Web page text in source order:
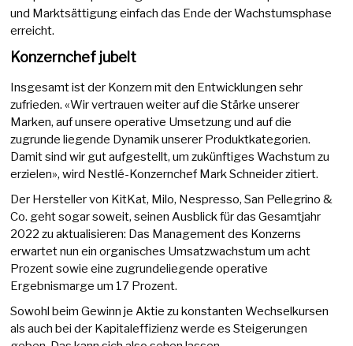
und Marktsättigung einfach das Ende der Wachstumsphase
erreicht.
Konzernchef jubelt
Insgesamt ist der Konzern mit den Entwicklungen sehr
zufrieden. «Wir vertrauen weiter auf die Stärke unserer
Marken, auf unsere operative Umsetzung und auf die
zugrunde liegende Dynamik unserer Produktkategorien.
Damit sind wir gut aufgestellt, um zukünftiges Wachstum zu
erzielen», wird Nestlé-Konzernchef Mark Schneider zitiert.
Der Hersteller von KitKat, Milo, Nespresso, San Pellegrino &
Co. geht sogar soweit, seinen Ausblick für das Gesamtjahr
2022 zu aktualisieren: Das Management des Konzerns
erwartet nun ein organisches Umsatzwachstum um acht
Prozent sowie eine zugrundeliegende operative
Ergebnismarge um 17 Prozent.
Sowohl beim Gewinn je Aktie zu konstanten Wechselkursen
als auch bei der Kapitaleffizienz werde es Steigerungen